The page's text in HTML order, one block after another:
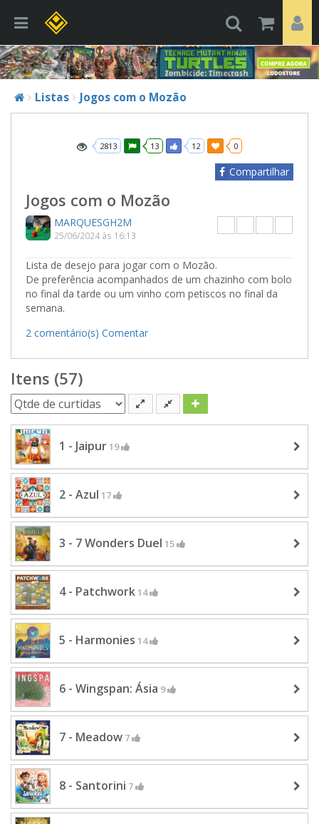
Listas Jogos com o Mozão
2813 13 12 0
Compartilhar
Jogos com o Mozão
MARQUESGH2M
25/06/2024 às 16:13
Lista de desejo para jogar com o Mozão.
De preferência acompanhados de um chazinho com bolo
no final da tarde ou um vinho com petiscos no final da
semana.
2 comentário(s) Comentar
Itens (57)
1 - Jaipur 19
2 - Azul 17
3 - 7 Wonders Duel 15
4 - Patchwork 14
5 - Harmonies 14
6 - Wingspan: Ásia 9
7 - Meadow 7
8 - Santorini 7